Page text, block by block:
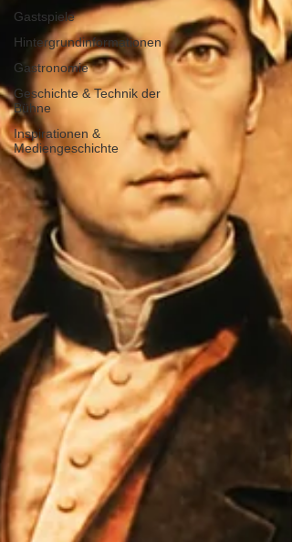
Gastspiele
Hintergrundinformationen
Gastronomie
Geschichte & Technik der
Bühne
Inspirationen &
Mediengeschichte